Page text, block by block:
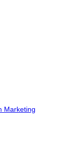
Marketing